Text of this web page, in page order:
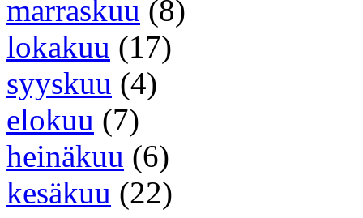
marraskuu (8)
lokakuu (17)
syyskuu (4)
elokuu (7)
heinäkuu (6)
kesäkuu (22)